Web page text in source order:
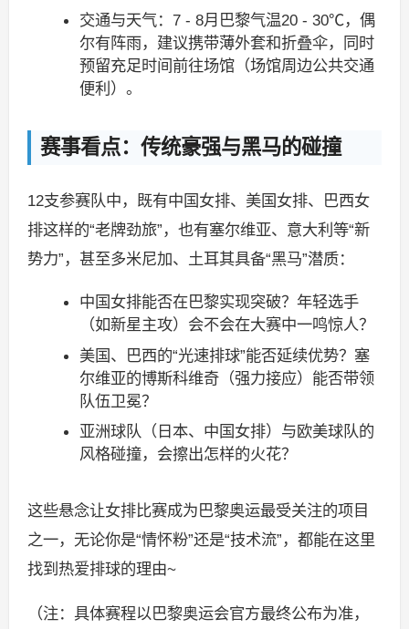
交通与天气：7 - 8月巴黎气温20 - 30℃，偶
尔有阵雨，建议携带薄外套和折叠伞，同时
预留充足时间前往场馆（场馆周边公共交通
便利）。
赛事看点：传统豪强与黑马的碰撞
12支参赛队中，既有中国女排、美国女排、巴西女
排这样的“老牌劲旅”，也有塞尔维亚、意大利等“新
势力”，甚至多米尼加、土耳其具备“黑马”潜质：
中国女排能否在巴黎实现突破？年轻选手
（如新星主攻）会不会在大赛中一鸣惊人？
美国、巴西的“光速排球”能否延续优势？塞
尔维亚的博斯科维奇（强力接应）能否带领
队伍卫冕？
亚洲球队（日本、中国女排）与欧美球队的
风格碰撞，会擦出怎样的火花？
这些悬念让女排比赛成为巴黎奥运最受关注的项目
之一，无论你是“情怀粉”还是“技术流”，都能在这里
找到热爱排球的理由~
（注：具体赛程以巴黎奥运会官方最终公布为准，